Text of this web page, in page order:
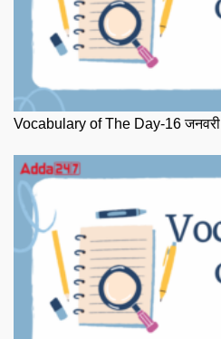
Vocabulary of The Day-16 जनवरी